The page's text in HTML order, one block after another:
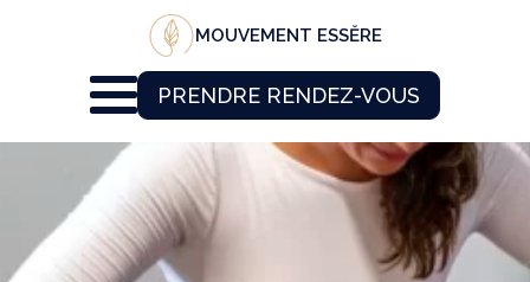
MOUVEMENT ESSĔRE
PRENDRE RENDEZ-VOUS